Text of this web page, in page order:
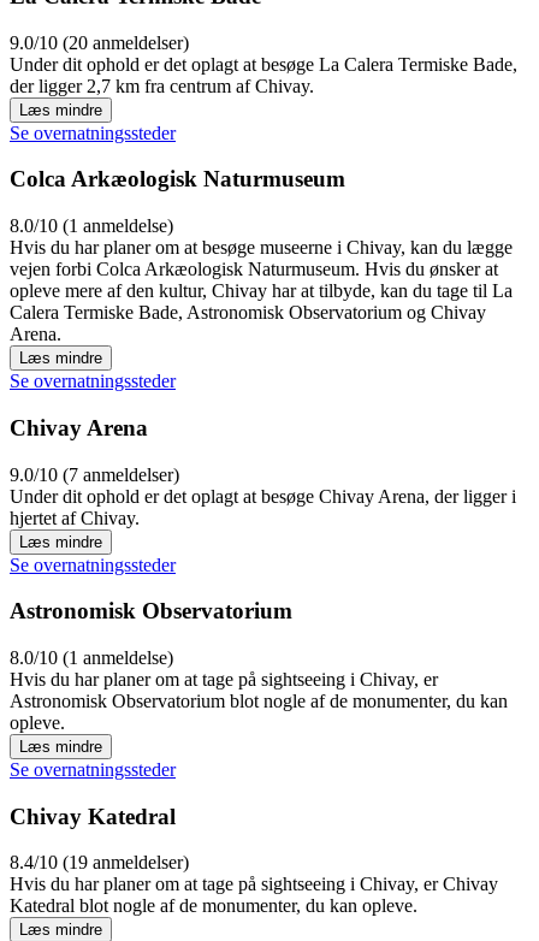
9.0/10 (20 anmeldelser)
Under dit ophold er det oplagt at besøge La Calera Termiske Bade,
der ligger 2,7 km fra centrum af Chivay.
Læs mindre
Se overnatningssteder
Colca Arkæologisk Naturmuseum
8.0/10 (1 anmeldelse)
Hvis du har planer om at besøge museerne i Chivay, kan du lægge
vejen forbi Colca Arkæologisk Naturmuseum. Hvis du ønsker at
opleve mere af den kultur, Chivay har at tilbyde, kan du tage til La
Calera Termiske Bade, Astronomisk Observatorium og Chivay
Arena.
Læs mindre
Se overnatningssteder
Chivay Arena
9.0/10 (7 anmeldelser)
Under dit ophold er det oplagt at besøge Chivay Arena, der ligger i
hjertet af Chivay.
Læs mindre
Se overnatningssteder
Astronomisk Observatorium
8.0/10 (1 anmeldelse)
Hvis du har planer om at tage på sightseeing i Chivay, er
Astronomisk Observatorium blot nogle af de monumenter, du kan
opleve.
Læs mindre
Se overnatningssteder
Chivay Katedral
8.4/10 (19 anmeldelser)
Hvis du har planer om at tage på sightseeing i Chivay, er Chivay
Katedral blot nogle af de monumenter, du kan opleve.
Læs mindre